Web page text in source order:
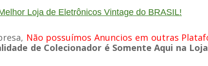
Loja de Eletrônicos Vintage do BRASIL!
Não possuímos Anuncios em outras
de Colecionador é Somente Aqui na